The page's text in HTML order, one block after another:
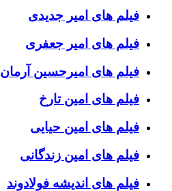
فیلم های امیر جدیدی
فیلم های امیر جعفری
فیلم های امیرحسین آرمان
فیلم های امین تارخ
فیلم های امین حیایی
فیلم های امین زندگانی
فیلم های اندیشه فولادوند